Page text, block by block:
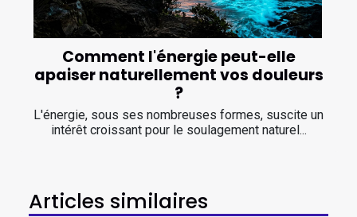
Comment l'énergie peut-elle
apaiser naturellement vos douleurs
?
L'énergie, sous ses nombreuses formes, suscite un
intérêt croissant pour le soulagement naturel...
Articles similaires